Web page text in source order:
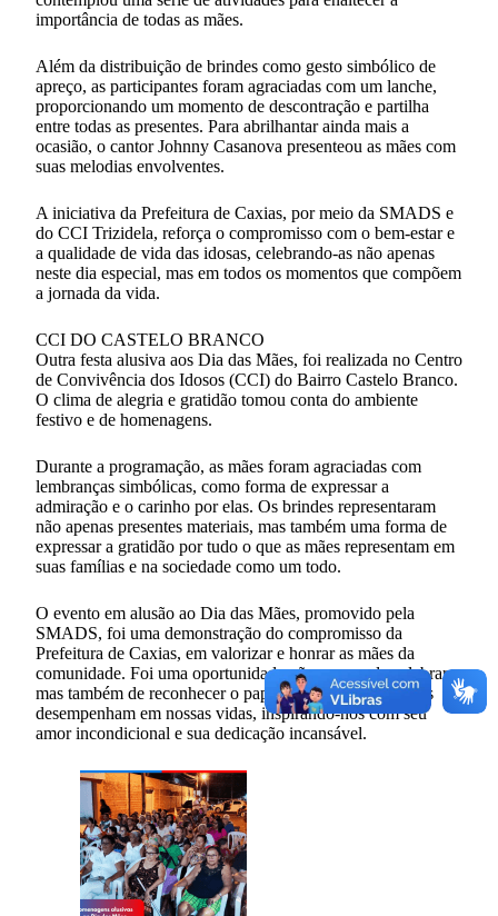
importância de todas as mães.
Além da distribuição de brindes como gesto simbólico de
apreço, as participantes foram agraciadas com um lanche,
proporcionando um momento de descontração e partilha
entre todas as presentes. Para abrilhantar ainda mais a
ocasião, o cantor Johnny Casanova presenteou as mães com
suas melodias envolventes.
A iniciativa da Prefeitura de Caxias, por meio da SMADS e
do CCI Trizidela, reforça o compromisso com o bem-estar e
a qualidade de vida das idosas, celebrando-as não apenas
neste dia especial, mas em todos os momentos que compõem
a jornada da vida.
CCI DO CASTELO BRANCO
Outra festa alusiva aos Dia das Mães, foi realizada no Centro
de Convivência dos Idosos (CCI) do Bairro Castelo Branco.
O clima de alegria e gratidão tomou conta do ambiente
festivo e de homenagens.
Durante a programação, as mães foram agraciadas com
lembranças simbólicas, como forma de expressar a
admiração e o carinho por elas. Os brindes representaram
não apenas presentes materiais, mas também uma forma de
expressar a gratidão por tudo o que as mães representam em
suas famílias e na sociedade como um todo.
O evento em alusão ao Dia das Mães, promovido pela
SMADS, foi uma demonstração do compromisso da
Prefeitura de Caxias, em valorizar e honrar as mães da
comunidade. Foi uma oportunidade não apenas de celebrar,
mas também de reconhecer o papel fundamental que elas
desempenham em nossas vidas, inspirando-nos com seu
amor incondicional e sua dedicação incansável.